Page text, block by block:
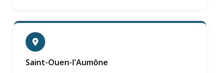
Saint-Ouen-l'Aumône